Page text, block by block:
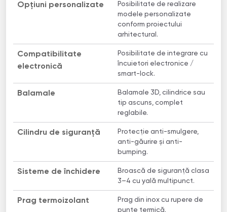
Opțiuni personalizate
Posibilitate de realizare
modele personalizate
conform proiectului
arhitectural.
Compatibilitate
electronică
Posibilitate de integrare cu
încuietori electronice /
smart-lock.
Balamale
Balamale 3D, cilindrice sau
tip ascuns, complet
reglabile.
Cilindru de siguranță
Protecție anti-smulgere,
anti-găurire și anti-
bumping.
Sisteme de închidere
Broască de siguranță clasa
3–4 cu yală multipunct.
Prag termoizolant
Prag din inox cu rupere de
punte termică.